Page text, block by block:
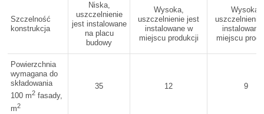
Szczelność
konstrukcja
Niska,
uszczelnienie
jest instalowane
na placu
budowy
Wysoka,
uszczelnienie jest
instalowane w
miejscu produkcji
Wysoka,
uszczelnienie
instalowane
miejscu
Powierzchnia
wymagana do
składowania
100 m2 fasady,
m2
35 12 9